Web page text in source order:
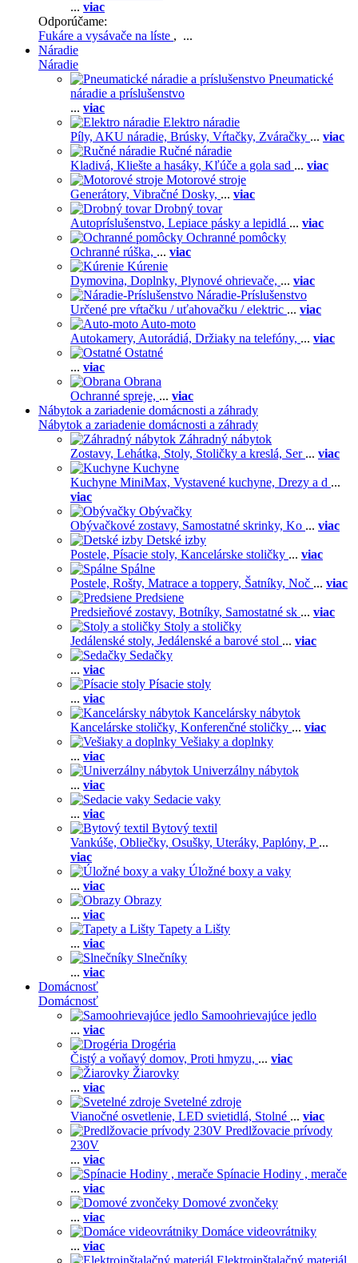
... viac
Odporúčame:
Fukáre a vysávače na líste , ...
Náradie
Náradie
Pneumatické
náradie a príslušenstvo
... viac
Elektro náradie
Píly, AKU náradie, Brúsky, Vŕtačky, Zváračky ... viac
Ručné náradie
Kladivá, Kliešte a hasáky, Kľúče a gola sad ... viac
Motorové stroje
Generátory, Vibračné Dosky, ... viac
Drobný tovar
Autopríslušenstvo, Lepiace pásky a lepidlá ... viac
Ochranné pomôcky
Ochranné rúška, ... viac
Kúrenie
Dymovina, Doplnky, Plynové ohrievače, ... viac
Náradie-Príslušenstvo
Určené pre vŕtačku / uťahovačku / elektric ... viac
Auto-moto
Autokamery, Autorádiá, Držiaky na telefóny, ... viac
Ostatné
... viac
Obrana
Ochranné spreje, ... viac
Nábytok a zariadenie domácnosti a záhrady
Nábytok a zariadenie domácnosti a záhrady
Záhradný nábytok
Zostavy, Lehátka, Stoly, Stoličky a kreslá, Ser ... viac
Kuchyne
Kuchyne MiniMax, Vystavené kuchyne, Drezy a d ...
viac
Obývačky
Obývačkové zostavy, Samostatné skrinky, Ko ... viac
Detské izby
Postele, Písacie stoly, Kancelárske stoličky ... viac
Spálne
Postele, Rošty, Matrace a toppery, Šatníky, Noč ... viac
Predsiene
Predsieňové zostavy, Botníky, Samostatné sk ... viac
Stoly a stoličky
Jedálenské stoly, Jedálenské a barové stol ... viac
Sedačky
... viac
Písacie stoly
... viac
Kancelársky nábytok
Kancelárske stoličky, Konferenčné stoličky ... viac
Vešiaky a doplnky
... viac
Univerzálny nábytok
... viac
Sedacie vaky
... viac
Bytový textil
Vankúše, Obliečky, Osušky, Uteráky, Paplóny, P ...
viac
Úložné boxy a vaky
... viac
Obrazy
... viac
Tapety a Lišty
... viac
Slnečníky
... viac
Domácnosť
Domácnosť
Samoohrievajúce jedlo
... viac
Drogéria
Čistý a voňavý domov, Proti hmyzu, ... viac
Žiarovky
... viac
Svetelné zdroje
Vianočné osvetlenie, LED svietidlá, Stolné ... viac
Predlžovacie prívody
230V
... viac
Spínacie Hodiny , merače
... viac
Domové zvončeky
... viac
Domáce videovrátniky
... viac
Elektroinštalačný materiál